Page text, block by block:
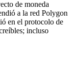
de moneda
a la red Polygon
en el protocolo de
incluso